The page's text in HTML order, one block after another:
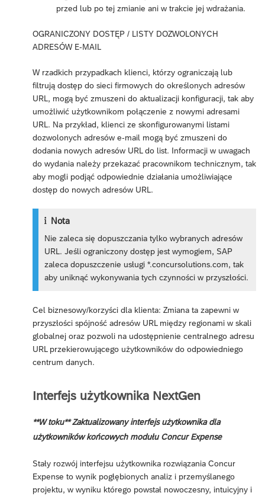
przed lub po tej zmianie ani w trakcie jej wdrażania.
OGRANICZONY DOSTĘP / LISTY DOZWOLONYCH
ADRESÓW E-MAIL
W rzadkich przypadkach klienci, którzy ograniczają lub
filtrują dostęp do sieci firmowych do określonych adresów
URL, mogą być zmuszeni do aktualizacji konfiguracji, tak aby
umożliwić użytkownikom połączenie z nowymi adresami
URL. Na przykład, klienci ze skonfigurowanymi listami
dozwolonych adresów e-mail mogą być zmuszeni do
dodania nowych adresów URL do list. Informacji w uwagach
do wydania należy przekazać pracownikom technicznym, tak
aby mogli podjąć odpowiednie działania umożliwiające
dostęp do nowych adresów URL.
Nota
Nie zaleca się dopuszczania tylko wybranych adresów
URL. Jeśli ograniczony dostęp jest wymogiem, SAP
zaleca dopuszczenie usługi *.concursolutions.com, tak
aby uniknąć wykonywania tych czynności w przyszłości.
Cel biznesowy/korzyści dla klienta: Zmiana ta zapewni w
przyszłości spójność adresów URL między regionami w skali
globalnej oraz pozwoli na udostępnienie centralnego adresu
URL przekierowującego użytkowników do odpowiedniego
centrum danych.
Interfejs użytkownika NextGen
**W toku** Zaktualizowany interfejs użytkownika dla
użytkowników końcowych modułu Concur Expense
Stały rozwój interfejsu użytkownika rozwiązania Concur
Expense to wynik pogłębionych analiz i przemyślanego
projektu, w wyniku którego powstał nowoczesny, intuicyjny i